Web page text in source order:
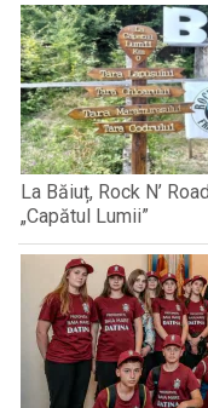
La Băiuț, Rock N’
„Capătul Lumii”